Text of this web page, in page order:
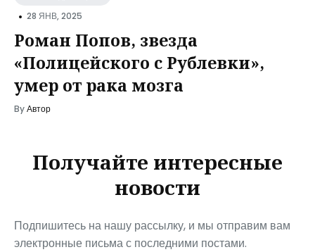
• 28 ЯНВ, 2025
Роман Попов, звезда
«Полицейского с Рублевки»,
умер от рака мозга
ByАвтор
Получайте интересные
новости
Подпишитесь на нашу рассылку, и мы отправим вам
электронные письма с последними постами.